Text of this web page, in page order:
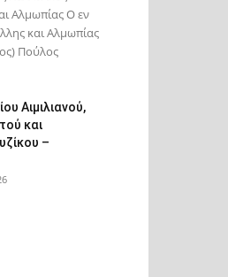
Αλμωπίας Ο εν
και Αλμωπίας
Πούλος
Αιμιλιανού,
και
–